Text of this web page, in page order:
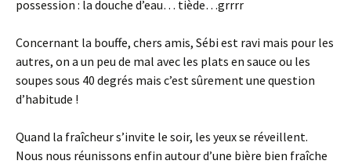
possession : la douche d’eau… tiède…grrrr
Concernant la bouffe, chers amis, Sébi est ravi mais pour les
autres, on a un peu de mal avec les plats en sauce ou les
soupes sous 40 degrés mais c’est sûrement une question
d’habitude !
Quand la fraîcheur s’invite le soir, les yeux se réveillent.
Nous nous réunissons enfin autour d’une bière bien fraîche